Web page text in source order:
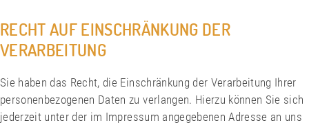
RECHT AUF EINSCHRÄNKUNG DER
VERARBEITUNG
Sie haben das Recht, die Einschränkung der Verarbeitung Ihrer
personenbezogenen Daten zu verlangen. Hierzu können Sie sich
jederzeit unter der im Impressum angegebenen Adresse an uns